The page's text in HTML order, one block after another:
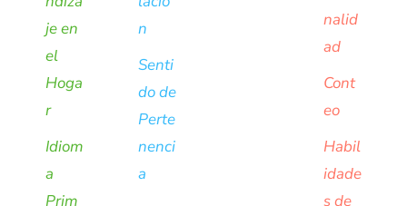
je en
el
Hoga
r
Idiom
a
Prim
n
Senti
do de
Perte
nenci
a
nalid
ad
Cont
eo
Habil
idade
s de